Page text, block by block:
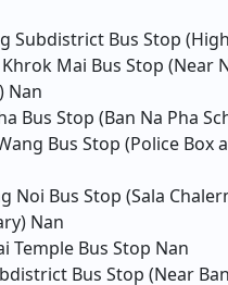
Subdistrict Bus Stop
Mai Bus Stop (Near
Nan
Bus Stop (Ban Na Pha
Bus Stop (Police Box
Noi Bus Stop (Sala
Nan
Temple Bus Stop Nan
Bus Stop (Near